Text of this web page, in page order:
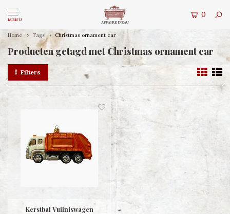
MENU
0
Home Tags Christmas ornament car
Producten getagd met Christmas ornament car
Filters
Kerstbal Vuilniswagen